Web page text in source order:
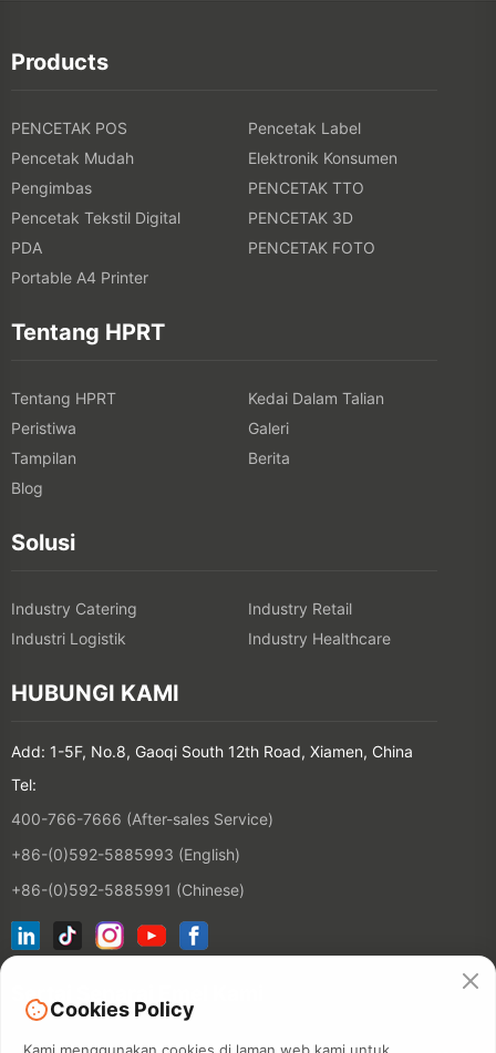
Products
PENCETAK POS
Pencetak Label
Pencetak Mudah
Elektronik Konsumen
Pengimbas
PENCETAK TTO
Pencetak Tekstil Digital
PENCETAK 3D
PDA
PENCETAK FOTO
Portable A4 Printer
Tentang HPRT
Tentang HPRT
Kedai Dalam Talian
Peristiwa
Galeri
Tampilan
Berita
Blog
Solusi
Industry Catering
Industry Retail
Industri Logistik
Industry Healthcare
HUBUNGI KAMI
Add: 1-5F, No.8, Gaoqi South 12th Road, Xiamen, China
Tel:
400-766-7666 (After-sales Service)
+86-(0)592-5885993 (English)
+86-(0)592-5885991 (Chinese)
Sertai Senarai Emel Kami
Cookies Policy